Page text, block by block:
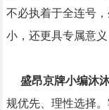
不必执着于全连号
小，还更具专属意义
盛昂京牌小编沐
规优先、理性选择